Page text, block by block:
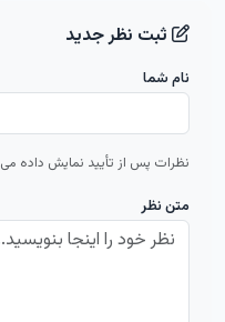
ثبت نظر جدید
نام شما
نظرات پس از تأیید نمایش داده
متن نظر